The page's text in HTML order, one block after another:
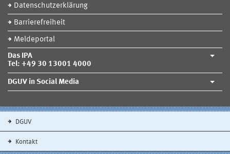
Datenschutzerklärung
Barrierefreiheit
Meldeportal
Das IPA
Tel: +49 30 13001 4000
DGUV in Social Media
DGUV
Kontakt